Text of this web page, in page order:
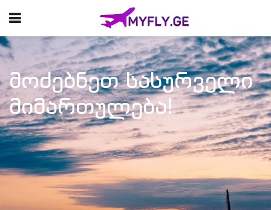
მოძებნეთ სასურველი
მიმართულება!